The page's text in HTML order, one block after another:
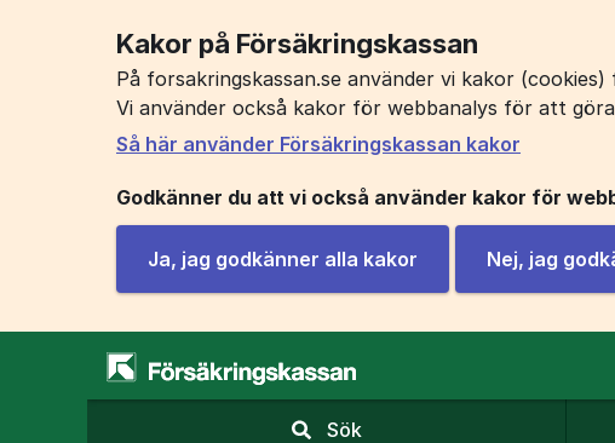
Kakor på Försäkringskassan
På forsakringskassan.se använder vi kakor
Vi använder också kakor för webbanalys för att
Så här använder Försäkringskassan kakor
Godkänner du att vi också använder kakor för
Ja, jag godkänner alla kakor Nej, jag
Sök,